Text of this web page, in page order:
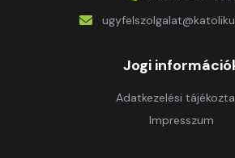
Jogi
Adatkezelési
Impresszum